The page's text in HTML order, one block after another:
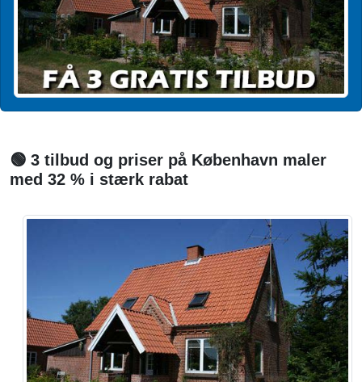
🟢 3 tilbud og priser på København maler
med 32 % i stærk rabat